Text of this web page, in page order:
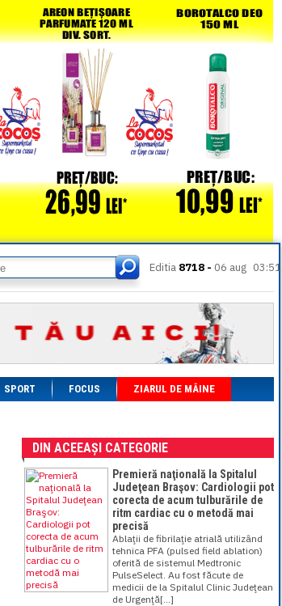
Editia 8718 - 06 aug 03:51
SPORT FOCUS ZIARUL DE MÂINE
DIN ACEEAȘI CATEGORIE
Premieră naţională la Spitalul
Judeţean Braşov: Cardiologii pot
corecta de acum tulburările de
ritm cardiac cu o metodă mai
precisă
Ablaţii de fibrilaţie atrială utilizând
tehnica PFA (pulsed field ablation)
oferită de sistemul Medtronic
PulseSelect. Au fost făcute de
medicii de la Spitalul Clinic Judeţean
de Urgenţă[...]